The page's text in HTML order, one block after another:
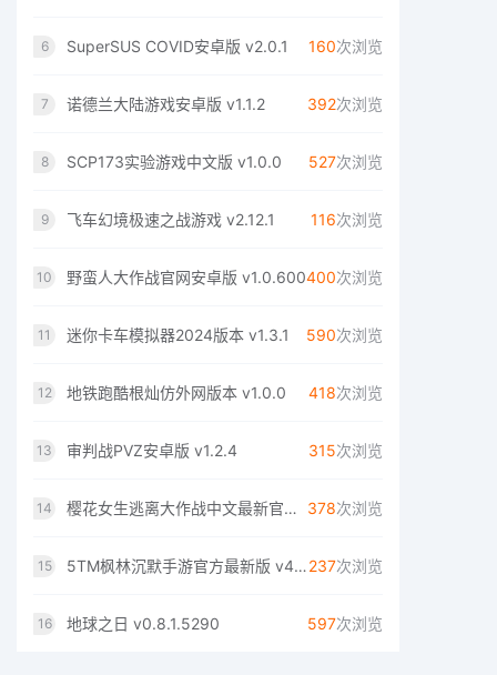
6 SuperSUS COVID安卓版 v2.0.1 160次浏览
7 诺德兰大陆游戏安卓版 v1.1.2 392次浏览
8 SCP173实验游戏中文版 v1.0.0 527次浏览
9 飞车幻境极速之战游戏 v2.12.1 116次浏览
10 野蛮人大作战官网安卓版 v1.0.600400次浏览
11 迷你卡车模拟器2024版本 v1.3.1 590次浏览
12 地铁跑酷根灿仿外网版本 v1.0.0 418次浏览
13 审判战PVZ安卓版 v1.2.4 315次浏览
14 樱花女生逃离大作战中文最新官网版 v1.0 378次浏览
15 5TM枫林沉默手游官方最新版 v4.1.7 237次浏览
16 地球之日 v0.8.1.5290 597次浏览